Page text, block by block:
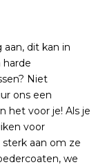
dit kan in
harde
Niet
ons een
het voor je! Als je
voor
aan om ze
we